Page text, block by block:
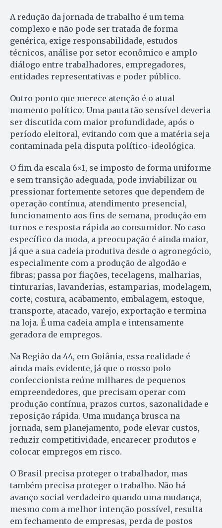
A redução da jornada de trabalho é um tema
complexo e não pode ser tratada de forma
genérica, exige responsabilidade, estudos
técnicos, análise por setor econômico e amplo
diálogo entre trabalhadores, empregadores,
entidades representativas e poder público.
Outro ponto que merece atenção é o atual
momento político. Uma pauta tão sensível deveria
ser discutida com maior profundidade, após o
período eleitoral, evitando com que a matéria seja
contaminada pela disputa político-ideológica.
O fim da escala 6×1, se imposto de forma uniforme
e sem transição adequada, pode inviabilizar ou
pressionar fortemente setores que dependem de
operação contínua, atendimento presencial,
funcionamento aos fins de semana, produção em
turnos e resposta rápida ao consumidor. No caso
específico da moda, a preocupação é ainda maior,
já que a sua cadeia produtiva desde o agronegócio,
especialmente com a produção de algodão e
fibras; passa por fiações, tecelagens, malharias,
tinturarias, lavanderias, estamparias, modelagem,
corte, costura, acabamento, embalagem, estoque,
transporte, atacado, varejo, exportação e termina
na loja. É uma cadeia ampla e intensamente
geradora de empregos.
Na Região da 44, em Goiânia, essa realidade é
ainda mais evidente, já que o nosso polo
confeccionista reúne milhares de pequenos
empreendedores, que precisam operar com
produção contínua, prazos curtos, sazonalidade e
reposição rápida. Uma mudança brusca na
jornada, sem planejamento, pode elevar custos,
reduzir competitividade, encarecer produtos e
colocar empregos em risco.
O Brasil precisa proteger o trabalhador, mas
também precisa proteger o trabalho. Não há
avanço social verdadeiro quando uma mudança,
mesmo com a melhor intenção possível, resulta
em fechamento de empresas, perda de postos